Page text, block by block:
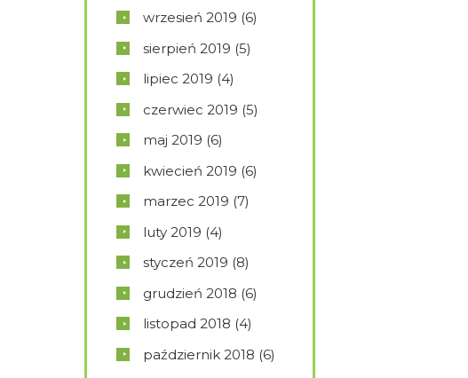
wrzesień 2019 (6)
sierpień 2019 (5)
lipiec 2019 (4)
czerwiec 2019 (5)
maj 2019 (6)
kwiecień 2019 (6)
marzec 2019 (7)
luty 2019 (4)
styczeń 2019 (8)
grudzień 2018 (6)
listopad 2018 (4)
październik 2018 (6)